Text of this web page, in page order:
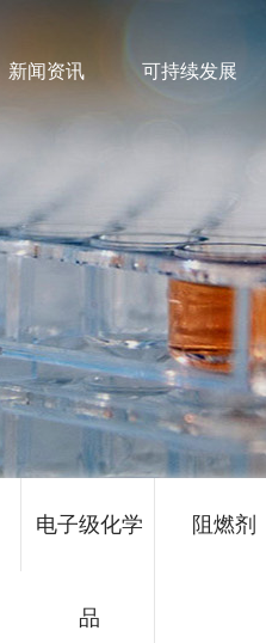
新闻资讯 可持续发展
电子级化学
品
阻燃剂